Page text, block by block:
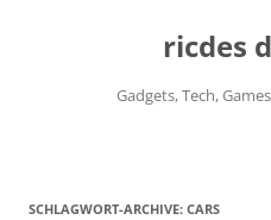
ricdes
Gadgets, Tech,
SCHLAGWORT-ARCHIVE: CARS